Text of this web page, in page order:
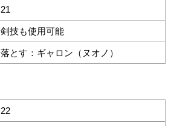
21
剣技も使用可能
落とす：ギャロン（ヌオノ）
22